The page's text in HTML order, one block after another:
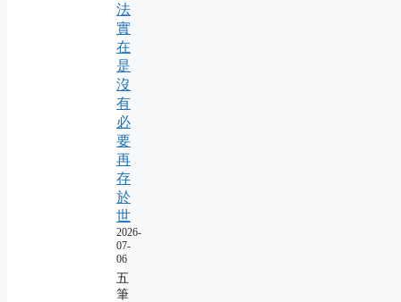
法
實
在
是
沒
有
必
要
再
存
於
世
2026-
07-
06
五
筆